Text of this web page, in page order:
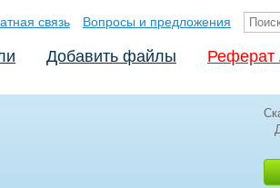
связь Вопросы и предложения
Добавить файлы Реферат